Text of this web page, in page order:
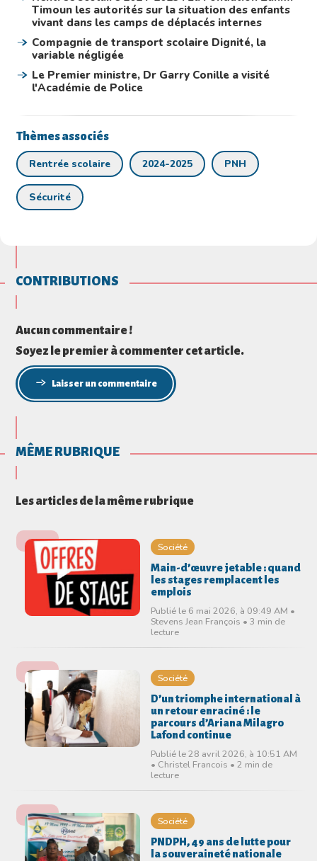
Timoun les autorités sur la situation des enfants
vivant dans les camps de déplacés internes
Compagnie de transport scolaire Dignité, la
variable négligée
Le Premier ministre, Dr Garry Conille a visité
l'Académie de Police
Thèmes associés
Rentrée scolaire 2024-2025 PNH
Sécurité
CONTRIBUTIONS
Aucun commentaire !
Soyez le premier à commenter cet article.
Laisser un commentaire
MÊME RUBRIQUE
Les articles de la même rubrique
Société
Main-d’œuvre jetable : quand
les stages remplacent les
emplois
Publié le 6 mai 2026, à 09:49 AM •
Stevens Jean François • 3 min de
lecture
Société
D’un triomphe international à
un retour enraciné : le
parcours d’Ariana Milagro
Lafond continue
Publié le 28 avril 2026, à 10:51 AM
• Christel Francois • 2 min de
lecture
Société
PNDPH, 49 ans de lutte pour
la souveraineté nationale